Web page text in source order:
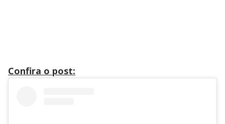
Confira o post: